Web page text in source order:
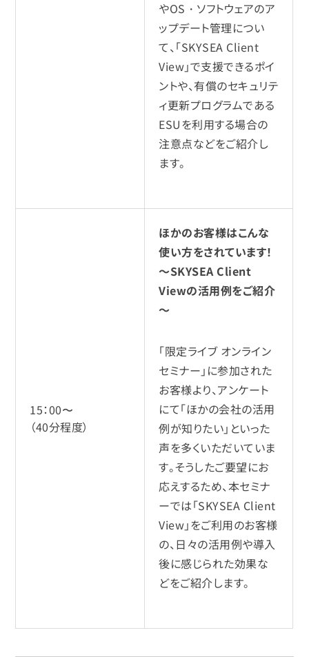
やOS・ソフトウェアのア
ップデート管理につい
て、「SKYSEA Client
View」で支援できるポイ
ントや、有償のセキュリテ
ィ更新プログラムである
ESUを利用する場合の
注意点などをご紹介し
ます。
15：00〜
（40分程度）
ほかのお客様はこんな
使い方をされています！
～SKYSEA Client
Viewの活用例をご紹介
～
「限定ライブ オンライン
セミナー」に参加された
お客様より、アンケート
にて「ほかの会社の活用
例が知りたい」といった
声を多くいただいていま
す。そうしたご要望にお
応えするため、本セミナ
ーでは「SKYSEA Client
View」をご利用のお客様
の、日々の活用例や導入
後に感じられた効果な
どをご紹介します。